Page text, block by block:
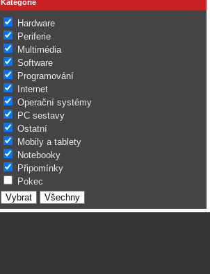
Kategorie
Hardware
Periferie
Multimédia
Software
Programování
Internet
Operační systémy
PC sestavy
Ostatní
Mobily a tablety
Notebooky
Připomínky
Pokec